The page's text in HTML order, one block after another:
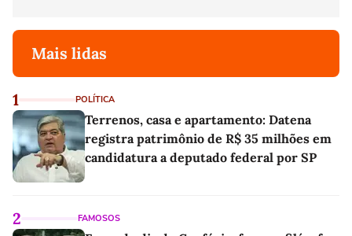
Mais lidas
1 POLÍTICA
Terrenos, casa e apartamento: Datena
registra patrimônio de R$ 35 milhões em
candidatura a deputado federal por SP
2 FAMOSOS